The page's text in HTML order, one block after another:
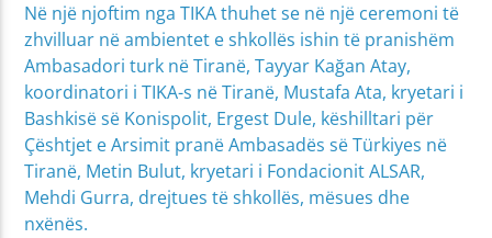
Në një njoftim nga TIKA thuhet se në një ceremoni të
zhvilluar në ambientet e shkollës ishin të pranishëm
Ambasadori turk në Tiranë, Tayyar Kağan Atay,
koordinatori i TIKA-s në Tiranë, Mustafa Ata, kryetari i
Bashkisë së Konispolit, Ergest Dule, këshilltari për
Çështjet e Arsimit pranë Ambasadës së Türkiyes në
Tiranë, Metin Bulut, kryetari i Fondacionit ALSAR,
Mehdi Gurra, drejtues të shkollës, mësues dhe
nxënës.